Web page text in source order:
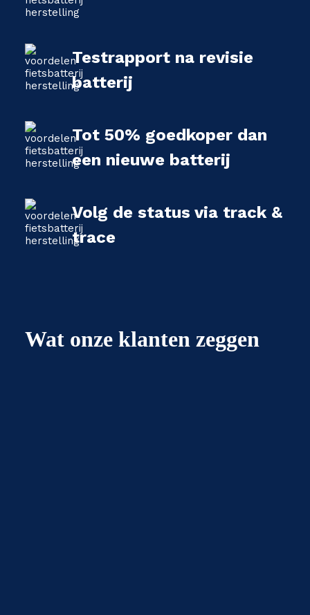
Testrapport na revisie
batterij
Tot 50% goedkoper dan
een nieuwe batterij
Volg de status via track &
trace
Wat onze klanten zeggen